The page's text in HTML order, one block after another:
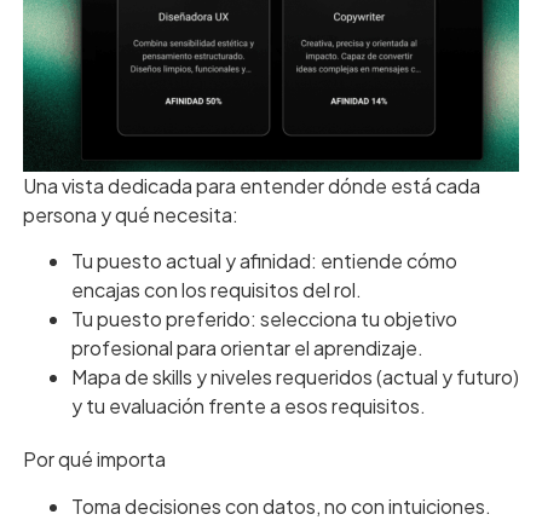
Una vista dedicada para entender dónde está cada
persona y qué necesita:
Tu puesto actual y afinidad: entiende cómo
encajas con los requisitos del rol.
Tu puesto preferido: selecciona tu objetivo
profesional para orientar el aprendizaje.
Mapa de skills y niveles requeridos (actual y futuro)
y tu evaluación frente a esos requisitos.
Por qué importa
Toma decisiones con datos, no con intuiciones.